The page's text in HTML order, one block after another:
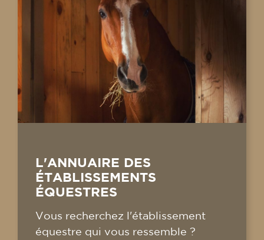
L'ANNUAIRE DES
ÉTABLISSEMENTS
ÉQUESTRES
Vous recherchez l'établissement
équestre qui vous ressemble ?